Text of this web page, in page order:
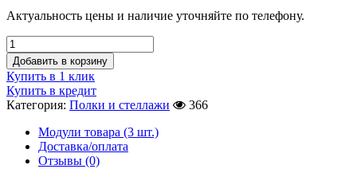
Актуальность цены и наличие уточняйте по телефону.
Добавить в корзину
Купить в 1 клик
Купить в кредит
Категория: Полки и стеллажи
366
Модули товара (3 шт.)
Доставка/оплата
Отзывы (0)